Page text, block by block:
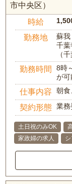
市中央区）
時給
勤務地
蘇
千
（
勤務時間
8時
が可
仕事内容 朝食
契約形態 業務
土日祝のみOK
家政婦の求人